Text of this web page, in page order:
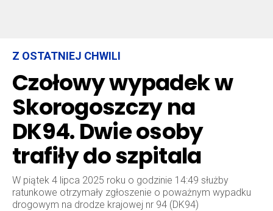
Z OSTATNIEJ CHWILI
Czołowy wypadek w
Skorogoszczy na
DK94. Dwie osoby
trafiły do szpitala
W piątek 4 lipca 2025 roku o godzinie 14:49 służby
ratunkowe otrzymały zgłoszenie o poważnym wypadku
drogowym na drodze krajowej nr 94 (DK94)